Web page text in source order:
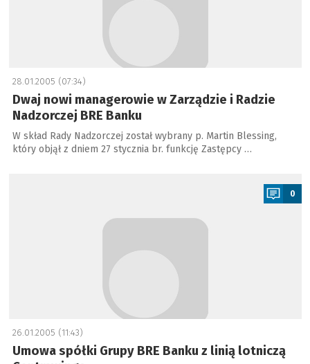
28.01.2005 (07:34)
Dwaj nowi managerowie w Zarządzie i Radzie
Nadzorczej BRE Banku
W skład Rady Nadzorczej został wybrany p. Martin Blessing,
który objął z dniem 27 stycznia br. funkcję Zastępcy …
0
26.01.2005 (11:43)
Umowa spółki Grupy BRE Banku z linią lotniczą